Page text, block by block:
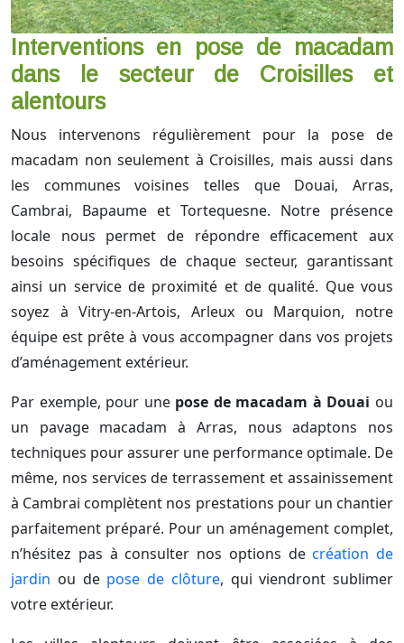
Interventions en pose de macadam
dans le secteur de Croisilles et
alentours
Nous intervenons régulièrement pour la pose de
macadam non seulement à Croisilles, mais aussi dans
les communes voisines telles que Douai, Arras,
Cambrai, Bapaume et Tortequesne. Notre présence
locale nous permet de répondre efficacement aux
besoins spécifiques de chaque secteur, garantissant
ainsi un service de proximité et de qualité. Que vous
soyez à Vitry-en-Artois, Arleux ou Marquion, notre
équipe est prête à vous accompagner dans vos projets
d’aménagement extérieur.
Par exemple, pour une pose de macadam à Douai ou
un pavage macadam à Arras, nous adaptons nos
techniques pour assurer une performance optimale. De
même, nos services de terrassement et assainissement
à Cambrai complètent nos prestations pour un chantier
parfaitement préparé. Pour un aménagement complet,
n’hésitez pas à consulter nos options decréation de
jardin ou de pose de clôture, qui viendront sublimer
votre extérieur.